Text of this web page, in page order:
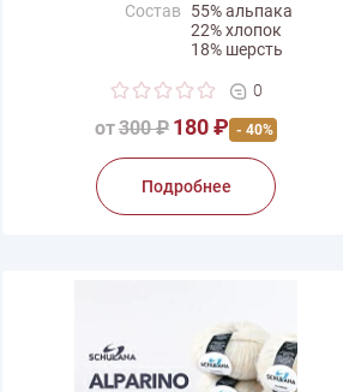
от300 ₽ 180 ₽ - 40%
Состав
55% альпака
22% хлопок
18% шерсть
Вес мотка 50 г
Длина нити 95 м
Производитель Schulana
0
Подробнее